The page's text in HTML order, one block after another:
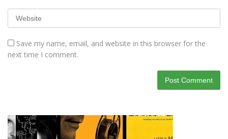
Save my name, email, and website in this browser for the
next time I comment.